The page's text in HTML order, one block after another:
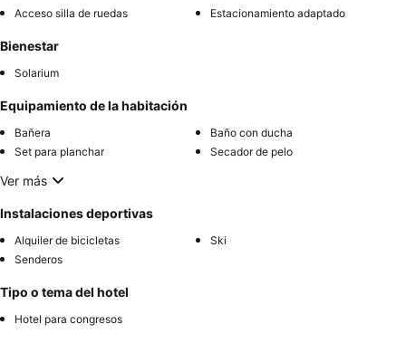
Acceso silla de ruedas Estacionamiento adaptado
Bienestar
Solarium
Equipamiento de la habitación
Bañera
Baño con ducha
Set para planchar
Secador de pelo
Ver más
Instalaciones deportivas
Alquiler de bicicletas
Ski
Senderos
Tipo o tema del hotel
Hotel para congresos